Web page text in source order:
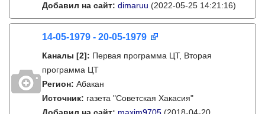
Добавил на сайт: dimaruu (2022-05-25 14:21:16)
14-05-1979 - 20-05-1979
Каналы [2]: Первая программа ЦТ, Вторая
программа ЦТ
Регион: Абакан
Источник: газета "Советская Хакасия"